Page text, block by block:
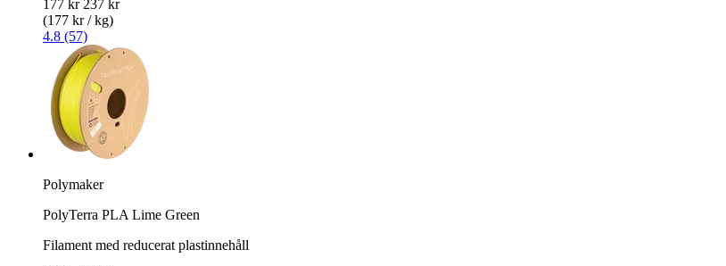
177 kr 237 kr
(177 kr / kg)
4.8 (57)
Polymaker
PolyTerra PLA Lime Green
Filament med reducerat plastinnehåll